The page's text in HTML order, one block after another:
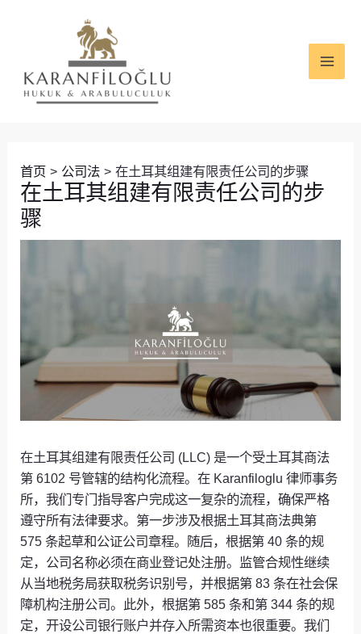
首页 公司法 在土耳其组建有限责任公司的步骤
在土耳其组建有限责任公司的步
骤
在土耳其组建有限责任公司 (LLC) 是一个受土耳其商法
第 6102 号管辖的结构化流程。在 Karanfiloglu 律师事务
所，我们专门指导客户完成这一复杂的流程，确保严格
遵守所有法律要求。第一步涉及根据土耳其商法典第
575 条起草和公证公司章程。随后，根据第 40 条的规
定，公司名称必须在商业登记处注册。监管合规性继续
从当地税务局获取税务识别号，并根据第 83 条在社会保
障机构注册公司。此外，根据第 585 条和第 344 条的规
定，开设公司银行账户并存入所需资本也很重要。我们